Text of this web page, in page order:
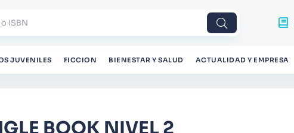
JUVENILES FICCION BIENESTAR Y SALUD ACTUALIDAD Y EMPRESA
BOOK NIVEL 2